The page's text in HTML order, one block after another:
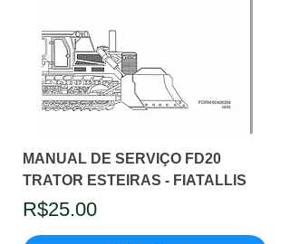
MANUAL DE SERVIÇO FD20
TRATOR ESTEIRAS - FIATALLIS
Price
R$25.00